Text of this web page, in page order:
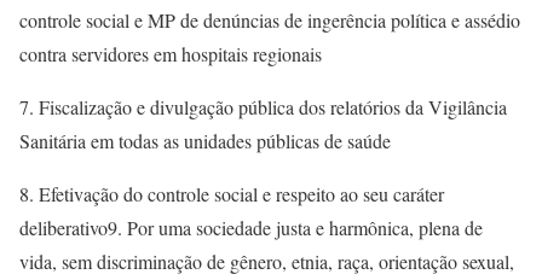
controle social e MP de denúncias de ingerência política e assédio
contra servidores em hospitais regionais
7. Fiscalização e divulgação pública dos relatórios da Vigilância
Sanitária em todas as unidades públicas de saúde
8. Efetivação do controle social e respeito ao seu caráter
deliberativo9. Por uma sociedade justa e harmônica, plena de
vida, sem discriminação de gênero, etnia, raça, orientação sexual,